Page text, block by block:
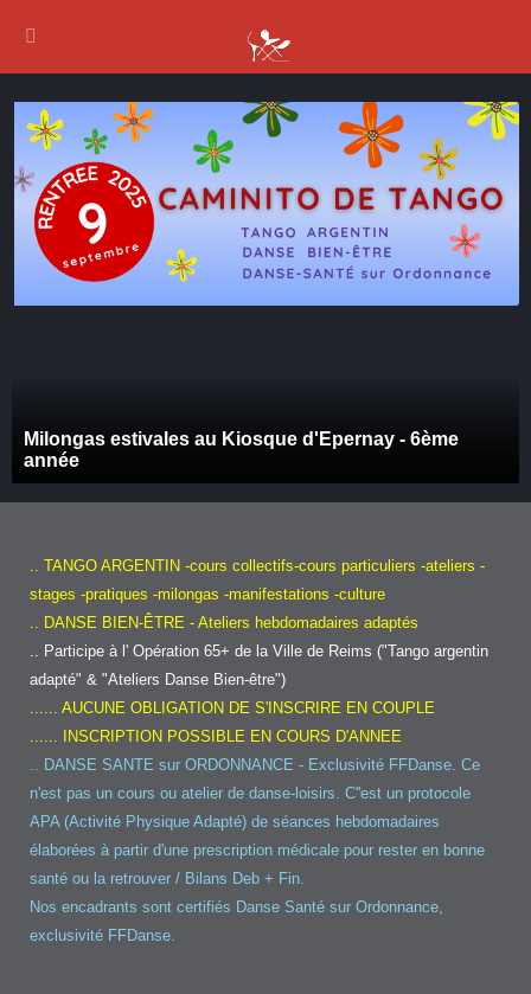
Milongas estivales au Kiosque d'Epernay - 6ème
année
.. TANGO ARGENTIN -cours collectifs-cours particuliers -ateliers -
stages -pratiques -milongas -manifestations -culture
.. DANSE BIEN-ÊTRE - Ateliers hebdomadaires adaptés
.. Participe à l' Opération 65+ de la Ville de Reims ("Tango argentin
adapté" & "Ateliers Danse Bien-être")
...... AUCUNE OBLIGATION DE S'INSCRIRE EN COUPLE
...... INSCRIPTION POSSIBLE EN COURS D'ANNEE
.. DANSE SANTE sur ORDONNANCE - Exclusivité FFDanse. Ce
n'est pas un cours ou atelier de danse-loisirs. C''est un protocole
APA (Activité Physique Adapté) de séances hebdomadaires
élaborées à partir d'une prescription médicale pour rester en bonne
santé ou la retrouver / Bilans Deb + Fin.
Nos encadrants sont certifiés Danse Santé sur Ordonnance,
exclusivité FFDanse.